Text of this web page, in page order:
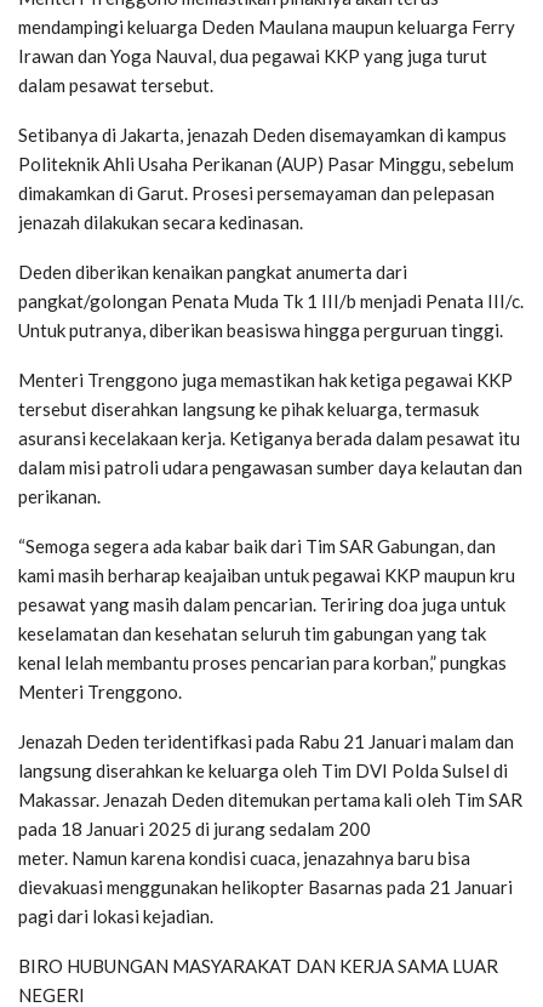
mendampingi keluarga Deden Maulana maupun keluarga Ferry
Irawan dan Yoga Nauval, dua pegawai KKP yang juga turut
dalam pesawat tersebut.
Setibanya di Jakarta, jenazah Deden disemayamkan di kampus
Politeknik Ahli Usaha Perikanan (AUP) Pasar Minggu, sebelum
dimakamkan di Garut. Prosesi persemayaman dan pelepasan
jenazah dilakukan secara kedinasan.
Deden diberikan kenaikan pangkat anumerta dari
pangkat/golongan Penata Muda Tk 1 III/b menjadi Penata III/c.
Untuk putranya, diberikan beasiswa hingga perguruan tinggi.
Menteri Trenggono juga memastikan hak ketiga pegawai KKP
tersebut diserahkan langsung ke pihak keluarga, termasuk
asuransi kecelakaan kerja. Ketiganya berada dalam pesawat itu
dalam misi patroli udara pengawasan sumber daya kelautan dan
perikanan.
“Semoga segera ada kabar baik dari Tim SAR Gabungan, dan
kami masih berharap keajaiban untuk pegawai KKP maupun kru
pesawat yang masih dalam pencarian. Teriring doa juga untuk
keselamatan dan kesehatan seluruh tim gabungan yang tak
kenal lelah membantu proses pencarian para korban,” pungkas
Menteri Trenggono.
Jenazah Deden teridentifkasi pada Rabu 21 Januari malam dan
langsung diserahkan ke keluarga oleh Tim DVI Polda Sulsel di
Makassar. Jenazah Deden ditemukan pertama kali oleh Tim SAR
pada 18 Januari 2025 di jurang sedalam 200
meter. Namun karena kondisi cuaca, jenazahnya baru bisa
dievakuasi menggunakan helikopter Basarnas pada 21 Januari
pagi dari lokasi kejadian.
BIRO HUBUNGAN MASYARAKAT DAN KERJA SAMA LUAR
NEGERI